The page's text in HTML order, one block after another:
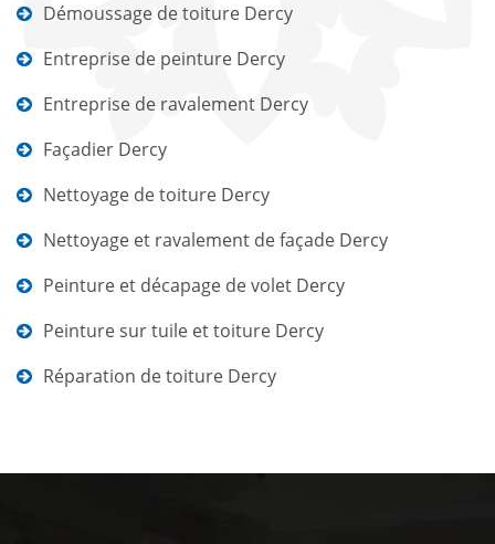
Démoussage de toiture Dercy
Entreprise de peinture Dercy
Entreprise de ravalement Dercy
Façadier Dercy
Nettoyage de toiture Dercy
Nettoyage et ravalement de façade Dercy
Peinture et décapage de volet Dercy
Peinture sur tuile et toiture Dercy
Réparation de toiture Dercy